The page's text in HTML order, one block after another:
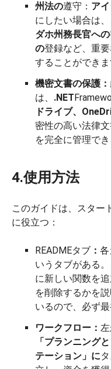
州法の遵守： ア
にしたい場合は
ダホ州務長官への
の登録など、重
することができま
機密文書の保護：
は、 .NET
ドライブ、
密性の高い法律
を完全に管理でき
4.使用方法
このガイドは、スター
に役立つ：
READMEタブ ： 各
いうタブがある
に新しい関数を
を削除するかを
いるので、必ず
ワークフロー：
「プランニング
テーション」に